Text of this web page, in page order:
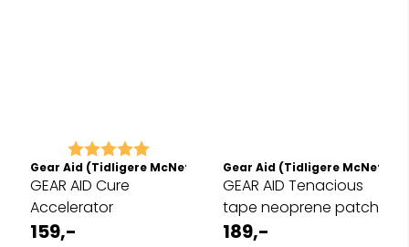
Karakter: 5.0 av 5 mulige
Gear Aid (Tidligere McNett)
GEAR AID Cure
Accelerator
159,-
Gear Aid (Tidligere McNett)
GEAR AID Tenacious
tape neoprene patch
189,-